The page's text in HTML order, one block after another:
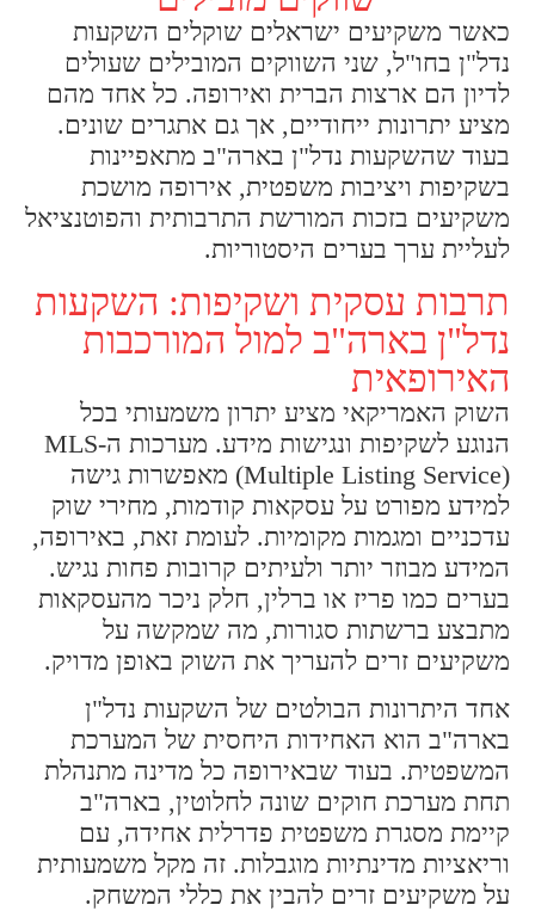
כאשר משקיעים ישראלים שוקלים השקעות
נדל"ן בחו"ל, שני השווקים המובילים שעולים
לדיון הם ארצות הברית ואירופה. כל אחד מהם
מציע יתרונות ייחודיים, אך גם אתגרים שונים.
בעוד שהשקעות נדל"ן בארה"ב מתאפיינות
בשקיפות ויציבות משפטית, אירופה מושכת
משקיעים בזכות המורשת התרבותית והפוטנציאל
לעליית ערך בערים היסטוריות.
תרבות עסקית ושקיפות: השקעות
נדל"ן בארה"ב למול המורכבות
האירופאית
השוק האמריקאי מציע יתרון משמעותי בכל
הנוגע לשקיפות ונגישות מידע. מערכות ה-MLS
(Multiple Listing Service) מאפשרות גישה
למידע מפורט על עסקאות קודמות, מחירי שוק
עדכניים ומגמות מקומיות. לעומת זאת, באירופה,
המידע מבוזר יותר ולעיתים קרובות פחות נגיש.
בערים כמו פריז או ברלין, חלק ניכר מהעסקאות
מתבצע ברשתות סגורות, מה שמקשה על
משקיעים זרים להעריך את השוק באופן מדויק.
אחד היתרונות הבולטים של השקעות נדל"ן
בארה"ב הוא האחידות היחסית של המערכת
המשפטית. בעוד שבאירופה כל מדינה מתנהלת
תחת מערכת חוקים שונה לחלוטין, בארה"ב
קיימת מסגרת משפטית פדרלית אחידה, עם
וריאציות מדינתיות מוגבלות. זה מקל משמעותית
על משקיעים זרים להבין את כללי המשחק.